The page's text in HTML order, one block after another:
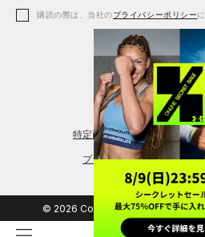
アクセサリー
レギンス＆タイツ
シューズ
購読の際は、当社のプライバシーポリシー
特定商取引法に基づく通販の
プライバシーポリシー
© 2026 Copyright DOME